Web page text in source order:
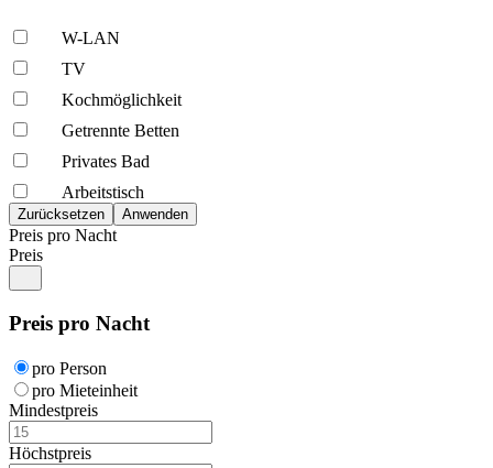
W-LAN
TV
Kochmöglich­keit
Getrennte Betten
Privates Bad
Arbeitstisch
Preis pro Nacht
Preis
Preis pro Nacht
pro Person
pro Mieteinheit
Mindestpreis
Höchstpreis